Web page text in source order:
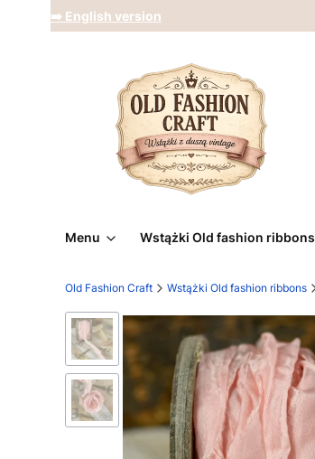
➡️ English version
Menu Wstążki Old fashion ribbons
Old Fashion Craft Wstążki Old fashion ribbons